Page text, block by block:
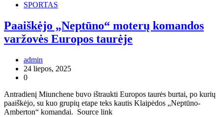
SPORTAS
Paaiškėjo „Neptūno“ moterų komandos
varžovės Europos taurėje
admin
24 liepos, 2025
0
Antradienį Miunchene buvo ištraukti Europos taurės burtai, po kurių
paaiškėjo, su kuo grupių etape teks kautis Klaipėdos „Neptūno-
Amberton“ komandai. Source link